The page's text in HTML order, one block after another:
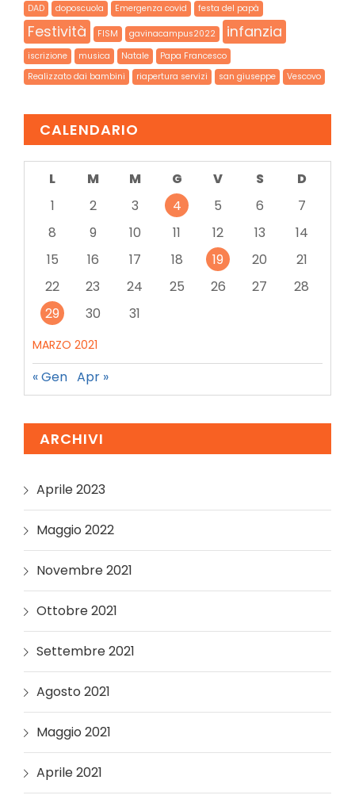
DAD doposcuola Emergenza covid festa del papà
Festività FISM gavinacampus2022 infanzia
iscrizione musica Natale
Papa Francesco
Realizzato dai bambini
riapertura servizi san giuseppe Vescovo
CALENDARIO
MARZO 2021
L M M G V S
D
1
2 3 4 5 6
7
8
9 10 11 12 13
14
15
16 17 18 19 20
21
22
23 24 25 26 27
28
29
30 31
« Gen Apr »
ARCHIVI
Aprile 2023
Maggio 2022
Novembre 2021
Ottobre 2021
Settembre 2021
Agosto 2021
Maggio 2021
Aprile 2021